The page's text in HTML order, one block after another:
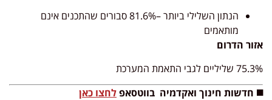
הנתון השלילי ביותר –81.6% סבורים שהתכנים אינם
מותאמים
אזור הדרום
75.3% שליליים לגבי התאמת המערכת
◼️ חדשות חינוך ואקדמיה בווטסאפלחצו כאן